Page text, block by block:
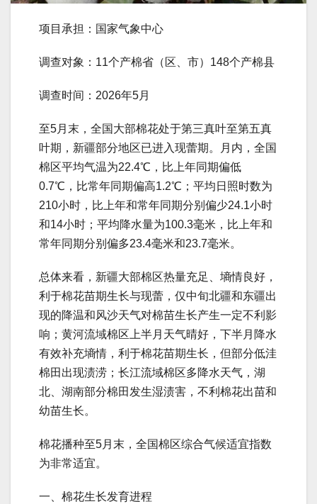
项目承担：国家气象中心
调查对象：11个产棉省（区、市）148个产棉县
调查时间：2026年5月
至5月末，全国大部棉花处于第三真叶至第五真
叶期，新疆部分地区已进入现蕾期。月内，全国
棉区平均气温为22.4℃，比上年同期偏低
0.7℃，比常年同期偏高1.2℃；平均日照时数为
210小时，比上年和常年同期分别偏少24.1小时
和14小时；平均降水量为100.3毫米，比上年和
常年同期分别偏多23.4毫米和23.7毫米。
总体来看，新疆大部棉区热量充足、墒情良好，
利于棉花苗期生长与现蕾，仅中旬北疆和东疆出
现的降温和风沙天气对棉苗生长产生一定不利影
响；黄河流域棉区上半月天气晴好，下半月降水
有效补充墒情，利于棉花苗期生长，但部分低洼
棉田出现渍涝；长江流域棉区多降水天气，湖
北、湖南部分棉田发生湿渍害，不利棉花出苗和
幼苗生长。
棉花播种至5月末，全国棉区综合气候适宜指数
为非常适宜。
一、棉花生长发育进程